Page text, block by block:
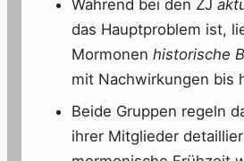
Während bei den ZJ
das Hauptproblem ist,
Mormonen historische
mit Nachwirkungen bis
Beide Gruppen regeln
ihrer Mitglieder